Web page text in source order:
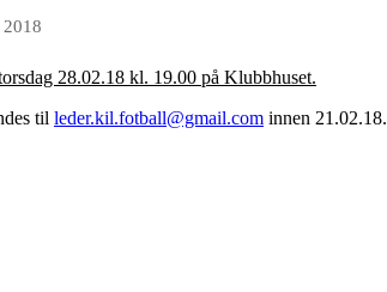
28.02.18 kl. 19.00 på Klubbhuset.
til leder.kil.fotball@gmail.com innen 21.02.18.